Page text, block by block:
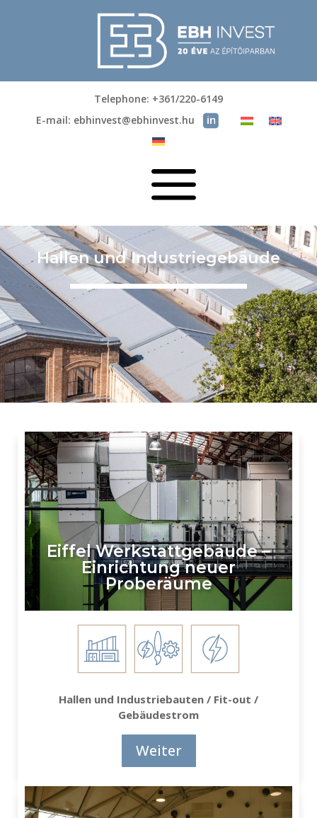
Telephone: +361/220-6149
E-mail: ebhinvest@ebhinvest.hu
a
Hallen und Industriegebäude
Eiffel Werkstattgebäude –
Einrichtung neuer
Proberäume
Hallen und Industriebauten / Fit-out /
Gebäudestrom
Weiter